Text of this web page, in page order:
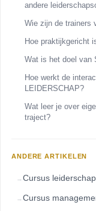
andere
Wie zijn de trainers
Hoe praktijkgericht
Wat is het doel van
Hoe werkt de
LEIDERSCHAP?
Wat leer je over
traject?
ANDERE ARTIKELEN
Cursus
Cursus